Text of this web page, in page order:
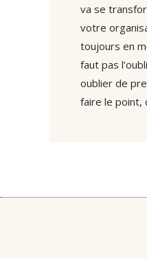
va se
votre
toujours en
faut pas
oublier de
faire le point,